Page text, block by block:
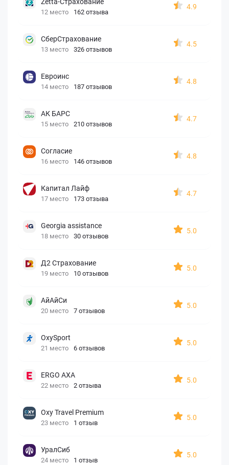
12 место 162 отзыва
4.9
СберСтрахование
13 место 326 отзывов
4.5
Евроинс
14 место 187 отзывов
4.8
АК БАРС
15 место 210 отзывов
4.7
Согласие
16 место 146 отзывов
4.8
Капитал Лайф
17 место 173 отзыва
4.7
Georgia assistance
18 место 30 отзывов
5.0
Д2 Страхование
19 место 10 отзывов
5.0
АйАйСи
20 место 7 отзывов
5.0
OxySport
21 место 6 отзывов
5.0
ERGO AXA
22 место 2 отзыва
5.0
Oxy Travel Premium
23 место 1 отзыв
5.0
УралСиб
24 место 1 отзыв
5.0